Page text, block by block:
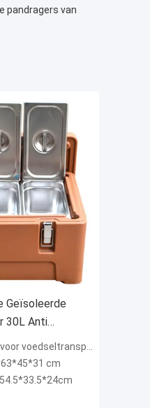
pandragers van
Geïsoleerde
30L Anti
voedseltransport
cm